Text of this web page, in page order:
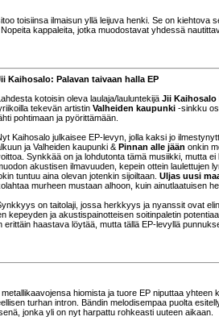
toisiinsa ilmaisun yllä leijuva henki. Se on
kappaleita, jotka muodostavat yhdessä
Kaihosalo: Palavan taivaan halla EP
kotoisin oleva laulaja/lauluntekijä Jii Kaihosalo
tekevän artistin Valheiden kaupunki -sinkku
pohtimaan ja pyörittämään.
Kaihosalo julkaisee EP-levyn, jolla kaksi jo
ja Valheiden kaupunki & Pinnan alle jään onkin
Synkkää on ja lohdutonta tämä musiikki, mutta
akustisen ilmavuuden, kepein ottein laulettujen
tuntuu aina olevan jotenkin sijoiltaan. Uljas uusi
murheen mustaan alhoon, kuin ainutlaatuisen
on taitolaji, jossa herkkyys ja nyanssit ovat
kepeyden ja akustispainotteisen soitinpaletin
haastava löytää, mutta tällä EP-levyllä
hiomista ja tuore EP niputtaa yhteen
turhan intron. Bändin melodisempaa puolta
jonka yli on nyt harpattu rohkeasti uuteen aikaan.